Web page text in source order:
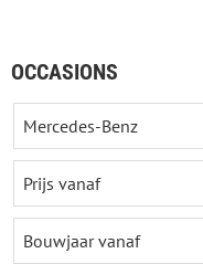
OCCASIONS